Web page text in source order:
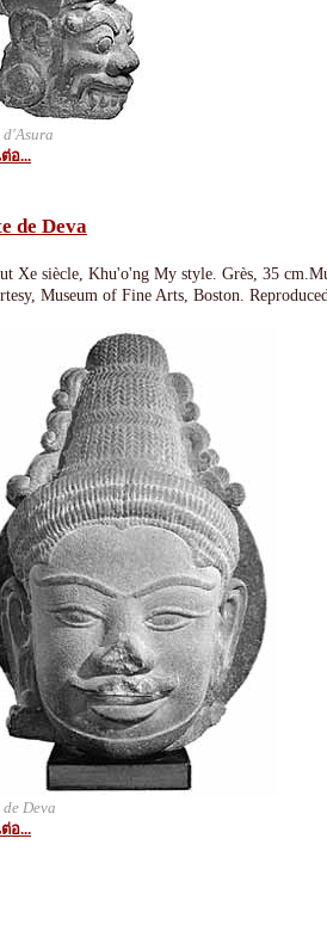
d'Asura
อ...
de Deva
Xe siècle, Khu'o'ng My style. Grès, 35
Museum of Fine Arts, Boston.
de Deva
อ...